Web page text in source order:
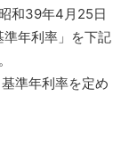
和39年4月25日
年利率」を下記
準年利率を定め